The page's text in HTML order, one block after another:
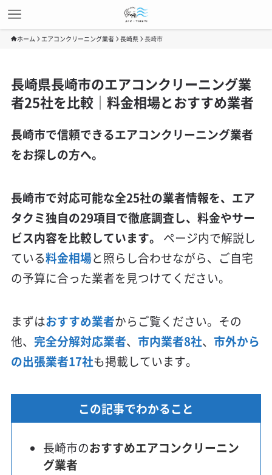
ホーム エアコンクリーニング業者 長崎県 長崎市
長崎県長崎市のエアコンクリーニング業
者25社を比較｜料金相場とおすすめ業者
長崎市で信頼できるエアコンクリーニング業者
をお探しの方へ。
長崎市で対応可能な全25社の業者情報を、エア
タクミ独自の29項目で徹底調査し、料金やサー
ビス内容を比較しています。
ページ内で解説し
ている料金相場と照らし合わせながら、ご自宅
の予算に合った業者を見つけてください。
まずはおすすめ業者からご覧ください。その
他、 完全分解対応業者、 市内業者8社、 市外から
の出張業者17社も掲載しています。
この記事でわかること
長崎市のおすすめエアコンクリーニン
グ業者